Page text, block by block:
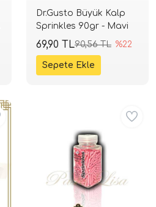
Dr.Gusto Büyük Kalp
Sprinkles 90gr - Mavi
90,56 TL %22
69,90 TL